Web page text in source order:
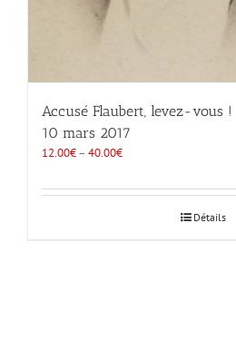
Accusé Flaubert, levez-vous !
10 mars 2017
12.00€– 40.00€
Détails